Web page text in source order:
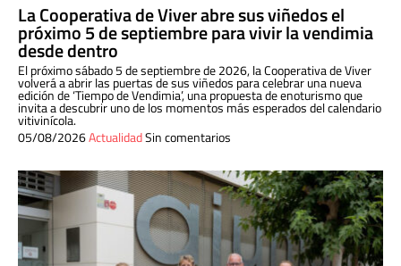
La Cooperativa de Viver abre sus viñedos el
próximo 5 de septiembre para vivir la vendimia
desde dentro
El próximo sábado 5 de septiembre de 2026, la Cooperativa de Viver
volverá a abrir las puertas de sus viñedos para celebrar una nueva
edición de ‘Tiempo de Vendimia’, una propuesta de enoturismo que
invita a descubrir uno de los momentos más esperados del calendario
vitivinícola.
05/08/2026ActualidadSin comentarios